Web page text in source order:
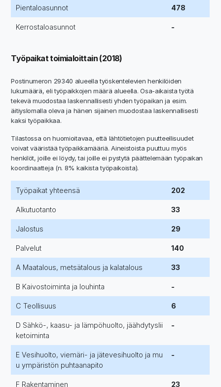
Pientaloasunnot 478
Kerrostaloasunnot -
Työpaikat toimialoittain (2018)
Postinumeron 29340 alueella työskentelevien henkilöiden
lukumäärä, eli työpaikkojen määrä alueella. Osa-aikaista työtä
tekevä muodostaa laskennallisesti yhden työpaikan ja esim.
äitiyslomalla oleva ja hänen sijainen muodostaa laskennallisesti
kaksi työpaikkaa.
Tilastossa on huomioitavaa, että lähtötietojen puutteellisuudet
voivat vääristää työpaikkamääriä. Aineistoista puuttuu myös
henkilöt, joille ei löydy, tai joille ei pystytä päättelemään työpaikan
koordinaatteja (n. 8% kaikista työpaikoista).
Työpaikat yhteensä 202
Alkutuotanto 33
Jalostus 29
Palvelut 140
A Maatalous, metsätalous ja kalatalous 33
B Kaivostoiminta ja louhinta -
C Teollisuus 6
D Sähkö-, kaasu- ja lämpöhuolto, jäähdytyslii
ketoiminta
-
E Vesihuolto, viemäri- ja jätevesihuolto ja mu
u ympäristön puhtaanapito
-
F Rakentaminen 23